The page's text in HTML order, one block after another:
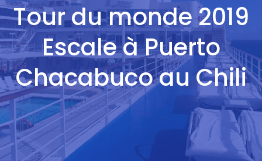
Tour du monde 2019
Escale à Puerto
Chacabuco au Chili